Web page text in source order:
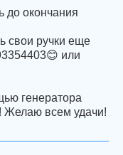
до окончания
свои ручки еще
или
генератора
Желаю всем удачи!